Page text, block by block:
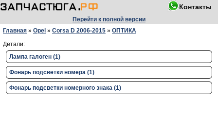
Контакты
Перейти к полной версии
Главная » Opel » Corsa D 2006-2015 » ОПТИКА
Детали:
Лампа галоген (1)
Фонарь подсветки номера (1)
Фонарь подсветки номерного знака (1)